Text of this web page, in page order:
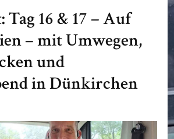
Tag 16 & 17 – Auf
– mit Umwegen,
und
in Dünkirchen